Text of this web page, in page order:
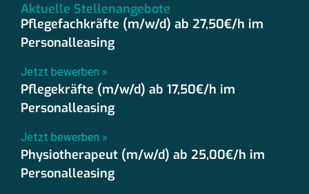
Aktuelle Stellenangebote
Pflegefachkräfte (m/w/d) ab 27,50€/h im
Personalleasing
Jetzt bewerben »
Pflegekräfte (m/w/d) ab 17,50€/h im
Personalleasing
Jetzt bewerben »
Physiotherapeut (m/w/d) ab 25,00€/h im
Personalleasing